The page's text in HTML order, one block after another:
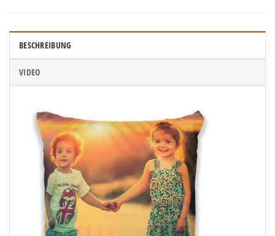
BESCHREIBUNG
VIDEO